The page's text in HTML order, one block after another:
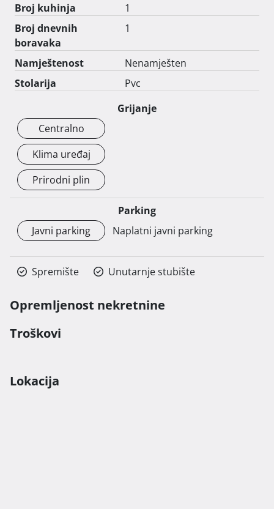
Broj kuhinja
1
Broj dnevnih
boravaka
1
Namještenost
Nenamješten
Stolarija
Pvc
Grijanje
Centralno
Klima uređaj
Prirodni plin
Parking
Javni parking
Naplatni javni parking
Spremište Unutarnje stubište
Opremljenost nekretnine
Troškovi
Lokacija